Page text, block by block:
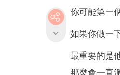
你可能第一
如果你做一
最重要的是
那麼會一直